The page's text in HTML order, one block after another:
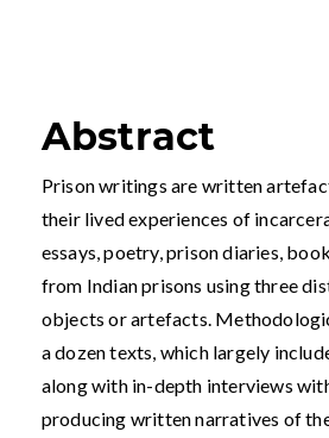
Abstract
Prison writings are written
their lived experiences of
essays, poetry, prison diaries,
from Indian prisons using three
objects or artefacts.
a dozen texts, which largely
along with in-depth interviews
producing written narratives of